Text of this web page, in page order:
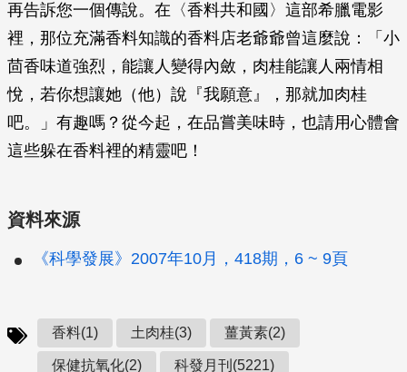
再告訴您一個傳說。在〈香料共和國〉這部希臘電影
裡，那位充滿香料知識的香料店老爺爺曾這麼說：「小
茴香味道強烈，能讓人變得內斂，肉桂能讓人兩情相
悅，若你想讓她（他）說『我願意』，那就加肉桂
吧。」有趣嗎？從今起，在品嘗美味時，也請用心體會
這些躲在香料裡的精靈吧！
資料來源
《科學發展》2007年10月，418期，6 ~ 9頁
香料(1) 土肉桂(3) 薑黃素(2)
保健抗氧化(2) 科發月刊(5221)